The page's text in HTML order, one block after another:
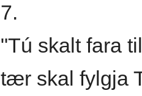
7.
"Tú skalt fara
tær skal fylgja